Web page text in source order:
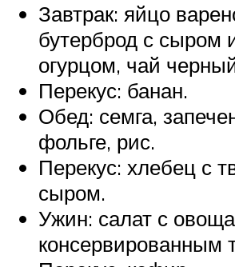
Завтрак: яйцо
бутерброд с сыром
огурцом, чай
Перекус: банан.
Обед: семга,
фольге, рис.
Перекус: хлебец с
сыром.
Ужин: салат с
консервированным